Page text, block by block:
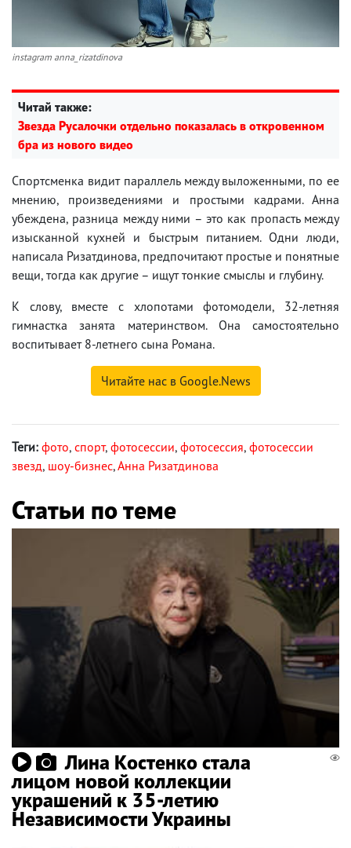
instagram anna_rizatdinova
Читай также:
Звезда Русалочки отдельно показалась в откровенном
бра из нового видео
Спортсменка видит параллель между выложенными, по ее
мнению, произведениями и простыми кадрами. Анна
убеждена, разница между ними – это как пропасть между
изысканной кухней и быстрым питанием. Одни люди,
написала Ризатдинова, предпочитают простые и понятные
вещи, тогда как другие – ищут тонкие смыслы и глубину.
К слову, вместе с хлопотами фотомодели, 32-летняя
гимнастка занята материнством. Она самостоятельно
воспитывает 8-летнего сына Романа.
Читайте нас в Google.News
Теги: фото, спорт, фотосессии, фотосессия, фотосессии
звезд, шоу-бизнес,Анна Ризатдинова
Статьи по теме
Лина Костенко стала
лицом новой коллекции
украшений к 35-летию
Независимости Украины